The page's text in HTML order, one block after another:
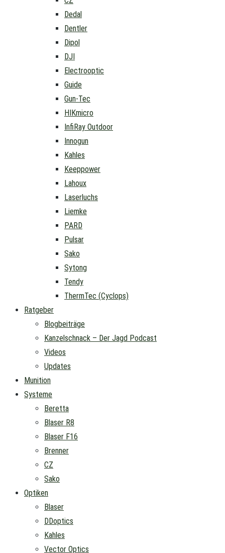
Dedal
Dentler
Dipol
DJI
Electrooptic
Guide
Gun-Tec
HIKmicro
InfiRay Outdoor
Innogun
Kahles
Keeppower
Lahoux
Laserluchs
Liemke
PARD
Pulsar
Sako
Sytong
Tendy
ThermTec (Cyclops)
Ratgeber
Blogbeiträge
Kanzelschnack – Der Jagd Podcast
Videos
Updates
Munition
Systeme
Beretta
Blaser R8
Blaser F16
Brenner
CZ
Sako
Optiken
Blaser
DDoptics
Kahles
Vector Optics